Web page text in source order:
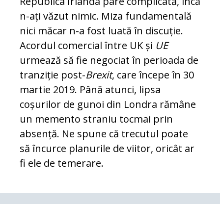
n-ați văzut nimic. Miza fundamentală
nici măcar n-a fost luată în discuție.
Acordul comercial între UK și UE
urmează să fie negociat în perioada de
tranziție post-Brexit, care începe în 30
martie 2019. Până atunci, lipsa
coșurilor de gunoi din Londra rămâne
un memento straniu tocmai prin
absență. Ne spune că trecutul poate
să încurce planurile de viitor, oricât ar
fi ele de temerare.